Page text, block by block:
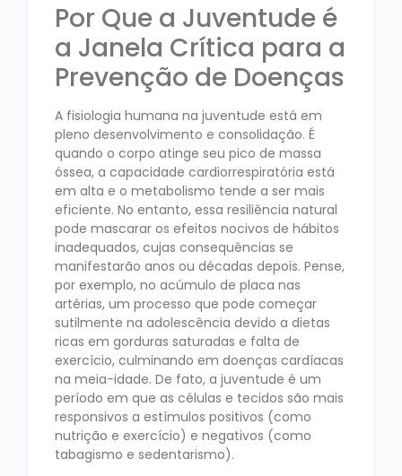
Por Que a Juventude é
a Janela Crítica para a
Prevenção de Doenças
A fisiologia humana na juventude está em
pleno desenvolvimento e consolidação. É
quando o corpo atinge seu pico de massa
óssea, a capacidade cardiorrespiratória está
em alta e o metabolismo tende a ser mais
eficiente. No entanto, essa resiliência natural
pode mascarar os efeitos nocivos de hábitos
inadequados, cujas consequências se
manifestarão anos ou décadas depois. Pense,
por exemplo, no acúmulo de placa nas
artérias, um processo que pode começar
sutilmente na adolescência devido a dietas
ricas em gorduras saturadas e falta de
exercício, culminando em doenças cardíacas
na meia-idade. De fato, a juventude é um
período em que as células e tecidos são mais
responsivos a estímulos positivos (como
nutrição e exercício) e negativos (como
tabagismo e sedentarismo).